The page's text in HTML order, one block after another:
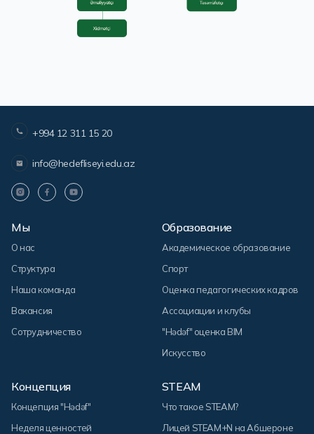
+994 12 311 15 20
info@hedefliseyi.edu.az
Мы
О нас
Структура
Наша команда
Вакансия
Сотрудничество
Образование
Академическое образование
Спорт
Оценка педагогических кадров
Ассоциации и клубы
"Hədəf" оценка BIM
Искусство
Концепция
Концепция "Hədəf"
Неделя ценностей
STEAM
Что такое STEAM?
Лицей STEAM+N на Абшероне